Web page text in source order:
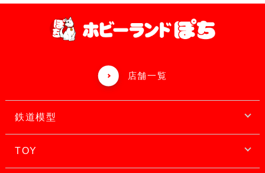
店舗一覧
鉄道模型
TOY